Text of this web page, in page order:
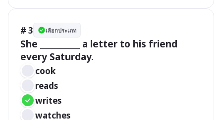
# 3 เลือกประเภท
She __________ a letter to his friend
every Saturday.
cook
reads
writes
watches